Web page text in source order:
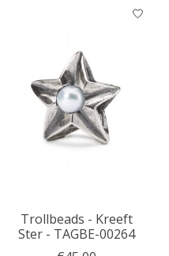
Trollbeads - Kreeft
Ster - TAGBE-00264